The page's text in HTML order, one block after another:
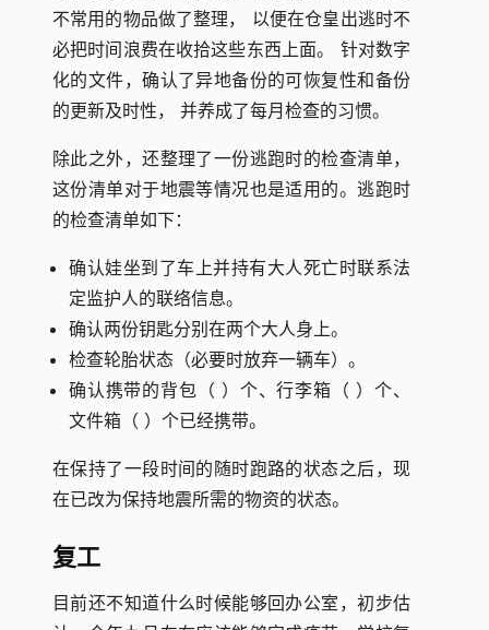
不常用的物品做了整理， 以便在仓皇出逃时不
必把时间浪费在收拾这些东西上面。 针对数字
化的文件，确认了异地备份的可恢复性和备份
的更新及时性， 并养成了每月检查的习惯。
除此之外，还整理了一份逃跑时的检查清单，
这份清单对于地震等情况也是适用的。逃跑时
的检查清单如下：
确认娃坐到了车上并持有大人死亡时联系法
定监护人的联络信息。
确认两份钥匙分别在两个大人身上。
检查轮胎状态（必要时放弃一辆车）。
确认携带的背包（ ）个、行李箱（ ）个、
文件箱（ ）个已经携带。
在保持了一段时间的随时跑路的状态之后，现
在已改为保持地震所需的物资的状态。
复工
目前还不知道什么时候能够回办公室，初步估